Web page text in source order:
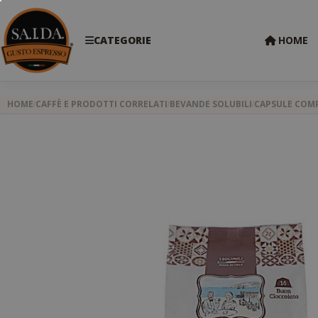
CATEGORIE HOME
HOME CAFFÈ E PRODOTTI CORRELATI BEVANDE SOLUBILI CAPSULE